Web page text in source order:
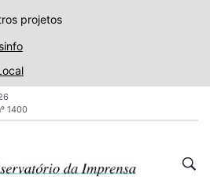
projetos
1400